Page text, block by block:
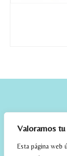
Valoramos
Esta página web